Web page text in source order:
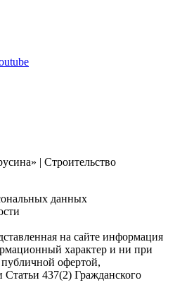
| Строительство
данных
на сайте информация
характер и ни при
публичной офертой,
437(2) Гражданского